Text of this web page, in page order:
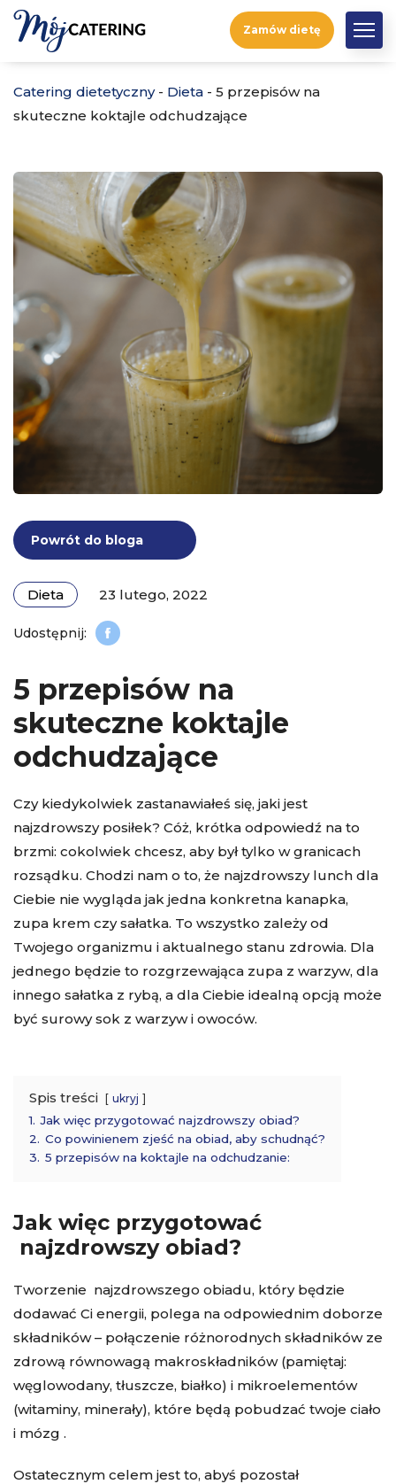
Zamów dietę
Catering dietetyczny- Dieta - 5 przepisów na
skuteczne koktajle odchudzające
Powrót do bloga
Dieta 23 lutego, 2022
5 przepisów na
skuteczne koktajle
odchudzające
Czy kiedykolwiek zastanawiałeś się, jaki jest
najzdrowszy posiłek? Cóż, krótka odpowiedź na to
brzmi: cokolwiek chcesz, aby był tylko w granicach
rozsądku. Chodzi nam o to, że najzdrowszy lunch dla
Ciebie nie wygląda jak jedna konkretna kanapka,
zupa krem czy sałatka. To wszystko zależy od
Twojego organizmu i aktualnego stanu zdrowia. Dla
jednego będzie to rozgrzewająca zupa z warzyw, dla
innego sałatka z rybą, a dla Ciebie idealną opcją może
być surowy sok z warzyw i owoców.
Spis treści ukryj
1. Jak więc przygotować najzdrowszy obiad?
2. Co powinienem zjeść na obiad, aby schudnąć?
3. 5 przepisów na koktajle na odchudzanie:
Jak więc przygotować
najzdrowszy obiad?
Tworzenie najzdrowszego obiadu, który będzie
dodawać Ci energii, polega na odpowiednim doborze
składników – połączenie różnorodnych składników ze
zdrową równowagą makroskładników (pamiętaj:
węglowodany, tłuszcze, białko) i mikroelementów
(witaminy, minerały), które będą pobudzać twoje ciało
i mózg .
Ostatecznym celem jest to, abyś pozostał